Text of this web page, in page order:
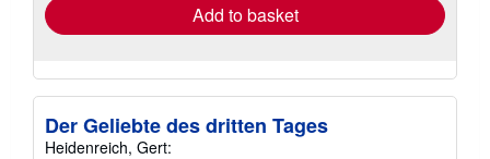
Add to basket
Der Geliebte des dritten Tages
Heidenreich, Gert: